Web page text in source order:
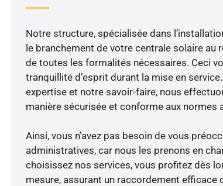
Notre structure, spécialisée dans
le branchement de votre centrale solaire au
de toutes les formalités nécessaires. Ceci
tranquillité d’esprit durant la mise en
expertise et notre savoir-faire, nous
manière sécurisée et conforme aux normes
Ainsi, vous n’avez pas besoin de vous
administratives, car nous les prenons en
choisissez nos services, vous profitez dès
mesure, assurant un raccordement efficace